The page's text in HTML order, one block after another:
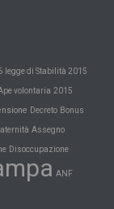
legge di Stabilità 2015
volontaria 2015
Decreto Bonus
Assegno
Disoccupazione
ANF